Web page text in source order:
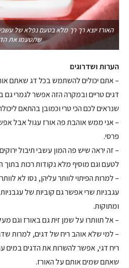
האורז יוצא רך רך מלא בטעם נפלא של עשבי
שתטעמו את
הערות ושדרוגים
– אתם יכולים להשתמש בכל דג שאתם
דגים טריים ובמקרה הזה אפשר לגמרי גם
שנראים לכם הכי טרי וכמובן בהתאם
– אני ממש אוהבת פה אורז עגול אבל
פרסי.
– זה יראה שיש פה המון עשבי תיבול
לטעם וגם מוסיף מלא נקודות רכות בתוך
– למרות הפיתוי לוותר עליהן, נסו לא
עגבניות שרי אפשר גם קוביות של
ומתוקות.
– אל תוותרו על שמן זית גם באורז וגם
– למי שלא אוהב ריח של דגים, למרות
ריח דגי, אפשר להשרות את הדגים במים
שאתם שמים אותם על האורז.